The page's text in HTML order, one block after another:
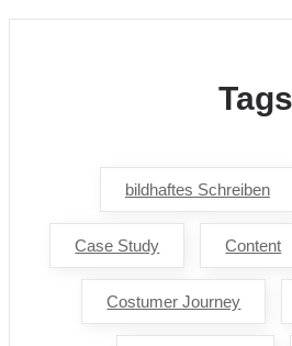
Tags
bildhaftes Schreiben
Case Study Content
Costumer Journey